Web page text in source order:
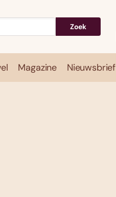
Zoek
Magazine Nieuwsbrief